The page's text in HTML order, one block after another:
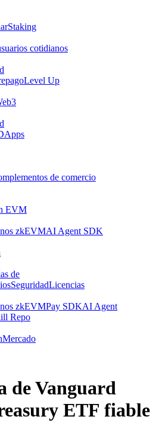
Staking
cotidianos
Level Up
de comercio
EVM
zkEVMAI Agent SDK
de
SeguridadLicencias
zkEVMPay SDKAI Agent
Repo
Mercado
de Vanguard
ETF fiable